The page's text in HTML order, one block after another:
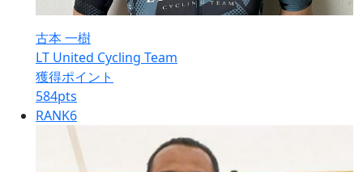
古本 一樹
LT United Cycling Team
獲得ポイント
584pts
RANK6